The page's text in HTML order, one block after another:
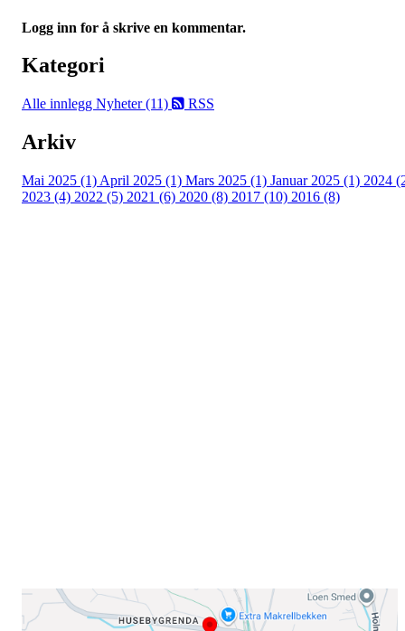
Logg inn for å skrive en kommentar.
Kategori
Alle innlegg Nyheter (11) RSS
Arkiv
Mai 2025 (1) April 2025 (1) Mars 2025 (1) Januar 2025 (1) 2024
2023 (4) 2022 (5) 2021 (6) 2020 (8) 2017 (10) 2016 (8)